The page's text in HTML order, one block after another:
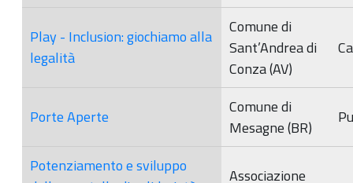
Play - Inclusion: giochiamo alla
legalità
Comune di
Sant’Andrea di
Conza (AV)
Porte Aperte
Comune di
Mesagne (BR)
Potenziamento e sviluppo
Associazione